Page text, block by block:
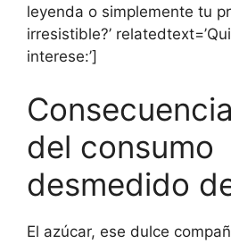
leyenda o simplemente tu
irresistible?’
interese:’]
del consumo
desmedido
El azúcar, ese dulce